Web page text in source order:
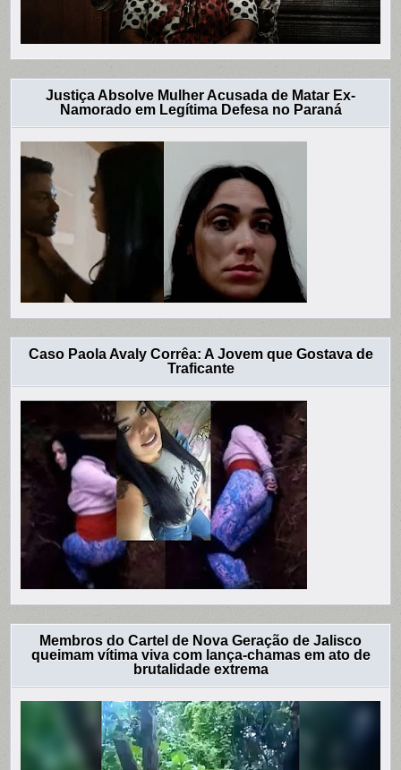
Justiça Absolve Mulher Acusada de Matar Ex-
Namorado em Legítima Defesa no Paraná
Caso Paola Avaly Corrêa: A Jovem que Gostava de
Traficante
Membros do Cartel de Nova Geração de Jalisco
queimam vítima viva com lança-chamas em ato de
brutalidade extrema